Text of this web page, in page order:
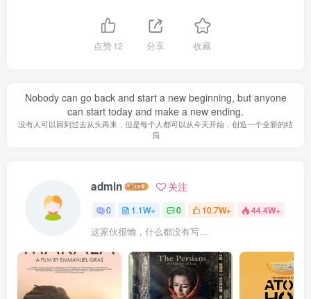
点赞12 分享 收藏
Nobody can go back and start a new beginning, but anyone
can start today and make a new ending.
没有人可以回到过去从头再来，但是每个人都可以从今天开始，创造一个全新的结
局
admin 关注
0 1.1W+ 0 10.7W+ 44.4W+
这家伙很懒，什么都没有写...